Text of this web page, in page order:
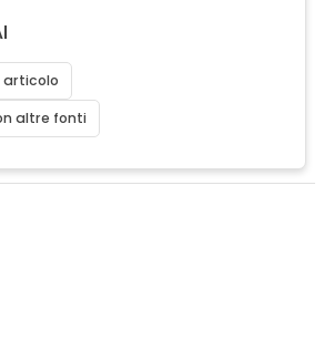
articolo
altre fonti